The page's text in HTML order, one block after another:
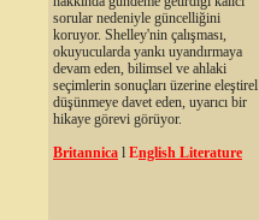
sorular nedeniyle güncelliğini
koruyor. Shelley'nin çalışması,
okuyucularda yankı uyandırmaya
devam eden, bilimsel ve ahlaki
seçimlerin sonuçları üzerine eleştirel
düşünmeye davet eden, uyarıcı bir
hikaye görevi görüyor.
Britannica l English Literature